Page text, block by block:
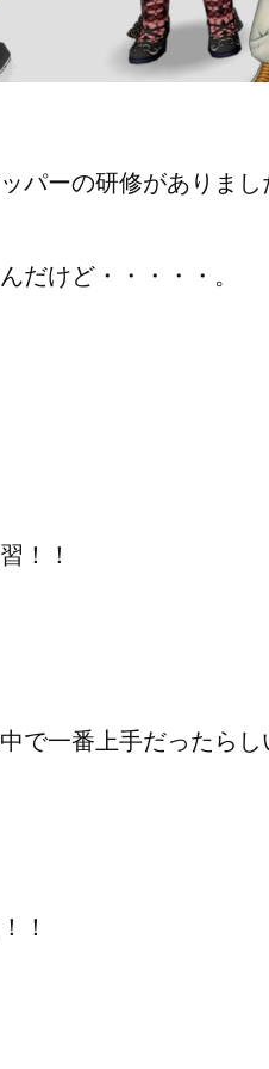
パーの研修がありまし
だけど・・・・・。
！！
で一番上手だったらし
！